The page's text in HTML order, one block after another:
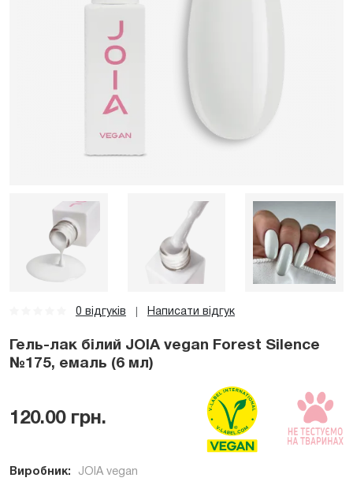
0 відгуків Написати відгук
Гель-лак білий JOIA vegan Forest Silence
№175, емаль (6 мл)
120.00 грн.
Виробник: JOIA vegan